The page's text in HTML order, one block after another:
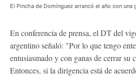
El Pincha de Domínguez arrancó el año con una
En conferencia de prensa, el DT del
argentino señaló: "Por lo que tengo
entusiasmado y con ganas de cerrar su
Entonces, si la dirigencia está de